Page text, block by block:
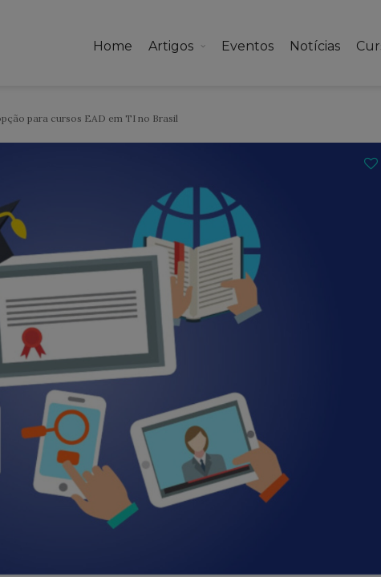
Home Artigos Eventos Notícias
para cursos EAD em TI no Brasil